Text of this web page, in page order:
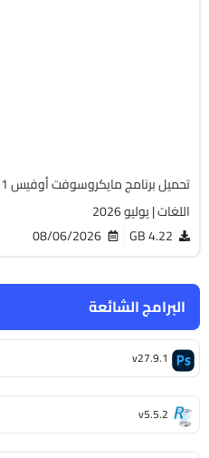
البرامج الشائعة
v27.9.1
v5.5.2
اللغات | يوليو 2026
4.22 GB
08/06/2026